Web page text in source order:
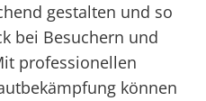
gestalten und so
bei Besuchern und
professionellen
können